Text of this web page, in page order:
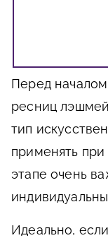
Перед
ресниц
тип
применять
этапе очень
Идеально,